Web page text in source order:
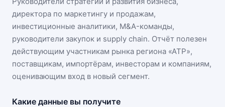
директора по маркетингу и продажам,
инвестиционные аналитики, M&A-команды,
руководители закупок и supply chain. Отчёт полезен
действующим участникам рынка региона «АТР»,
поставщикам, импортёрам, инвесторам и компаниям,
оценивающим вход в новый сегмент.
Какие данные вы получите